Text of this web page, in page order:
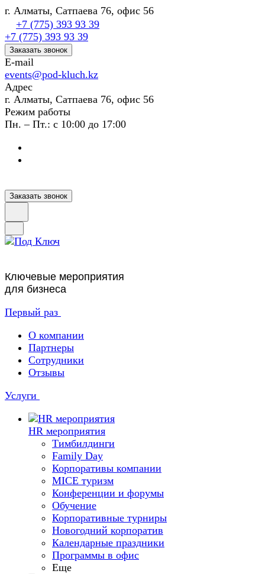
г. Алматы, Сатпаева 76, офис 56
+7 (775) 393 93 39
+7 (775) 393 93 39
Заказать звонок
E-mail
events@pod-kluch.kz
Адрес
г. Алматы, Сатпаева 76, офис 56
Режим работы
Пн. – Пт.: с 10:00 до 17:00
Заказать звонок
Ключевые мероприятия
для бизнеса
Первый раз
О компании
Партнеры
Сотрудники
Отзывы
Услуги
HR мероприятия
Тимбилдинги
Family Day
Корпоративы компании
MICE туризм
Конференции и форумы
Обучение
Корпоративные турниры
Новогодний корпоратив
Календарные праздники
Программы в офис
Еще